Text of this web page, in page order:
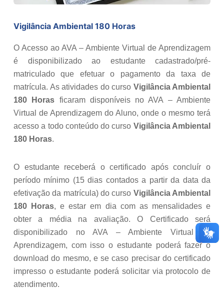
Vigilância Ambiental 180 Horas
O Acesso ao AVA – Ambiente Virtual de Aprendizagem
é disponibilizado ao estudante cadastrado/pré-
matriculado que efetuar o pagamento da taxa de
matrícula. As atividades do curso Vigilância Ambiental
180 Horas ficaram disponíveis no AVA – Ambiente
Virtual de Aprendizagem do Aluno, onde o mesmo terá
acesso a todo conteúdo do curso Vigilância Ambiental
180 Horas.
O estudante receberá o certificado após concluír o
período mínimo (15 dias contados a partir da data da
efetivação da matrícula) do curso Vigilância Ambiental
180 Horas, e estar em dia com as mensalidades e
obter a média na avaliação. O Certificado será
disponibilizado no AVA – Ambiente Virtual de
Aprendizagem, com isso o estudante poderá fazer o
download do mesmo, e se caso precisar do certificado
impresso o estudante poderá solicitar via protocolo de
atendimento.